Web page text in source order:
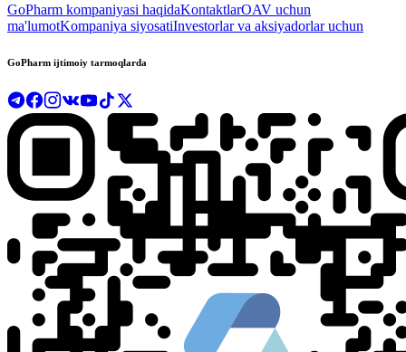
GoPharm kompaniyasi haqidaKontaktlarOAV uchun
ma'lumotKompaniya siyosatiInvestorlar va aksiyadorlar uchun
GoPharm ijtimoiy tarmoqlarda